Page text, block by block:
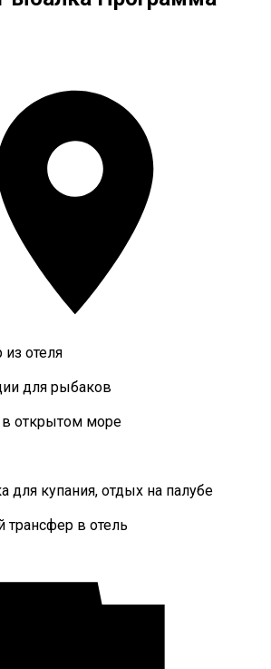
отеля
для рыбаков
открытом море
для купания, отдых на палубе
трансфер в отель